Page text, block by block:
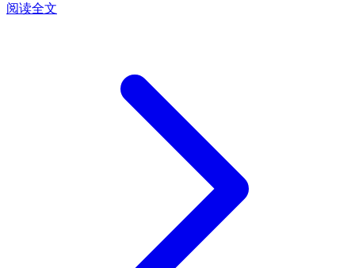
阅读全文